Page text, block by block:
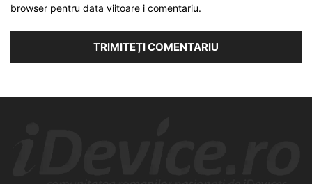
browser pentru data viitoare i comentariu.